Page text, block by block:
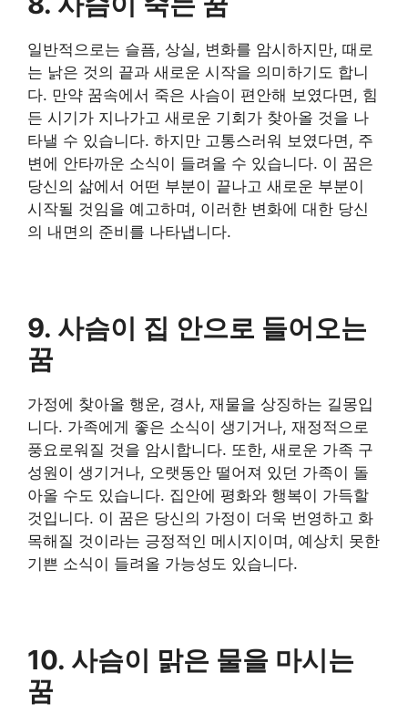
일반적으로는 슬픔, 상실, 변화를 암시하지만, 때로
는 낡은 것의 끝과 새로운 시작을 의미하기도 합니
다. 만약 꿈속에서 죽은 사슴이 편안해 보였다면, 힘
든 시기가 지나가고 새로운 기회가 찾아올 것을 나
타낼 수 있습니다. 하지만 고통스러워 보였다면, 주
변에 안타까운 소식이 들려올 수 있습니다. 이 꿈은
당신의 삶에서 어떤 부분이 끝나고 새로운 부분이
시작될 것임을 예고하며, 이러한 변화에 대한 당신
의 내면의 준비를 나타냅니다.
9. 사슴이 집 안으로 들어오는
꿈
가정에 찾아올 행운, 경사, 재물을 상징하는 길몽입
니다. 가족에게 좋은 소식이 생기거나, 재정적으로
풍요로워질 것을 암시합니다. 또한, 새로운 가족 구
성원이 생기거나, 오랫동안 떨어져 있던 가족이 돌
아올 수도 있습니다. 집안에 평화와 행복이 가득할
것입니다. 이 꿈은 당신의 가정이 더욱 번영하고 화
목해질 것이라는 긍정적인 메시지이며, 예상치 못한
기쁜 소식이 들려올 가능성도 있습니다.
10. 사슴이 맑은 물을 마시는
꿈